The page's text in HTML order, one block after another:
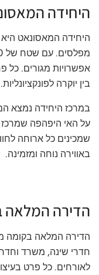
היחידה
היחידה המאסונאט
אפשרויות מגורים.
בין יוקרה לפונקציונליות.
במרכז היחידה נמצא
על האי היפהפה
שמכינים כל ארוחה
באווירה נוחה ומזמינה.
הדירה המלאה
הדירה המלאה בקומה
חדרי שינה, משרד
לאורחים. כל פרט